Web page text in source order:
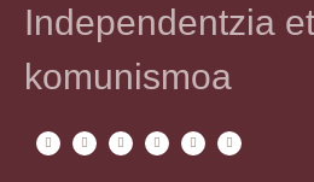
Independentzia
komunismoa